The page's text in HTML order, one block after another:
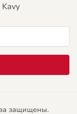
защищены.